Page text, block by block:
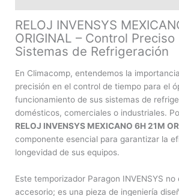
RELOJ INVENSYS
ORIGINAL – Control Preciso
Sistemas de Refrigeración
En Climacomp, entendemos la
precisión en el control de tiempo para el
funcionamiento de sus sistemas de
domésticos, comerciales o industriales.
RELOJ INVENSYS MEXICANO 6H 21M
componente esencial para garantizar la
longevidad de sus equipos.
Este temporizador Paragon INVENSYS no
accesorio; es una pieza de ingeniería